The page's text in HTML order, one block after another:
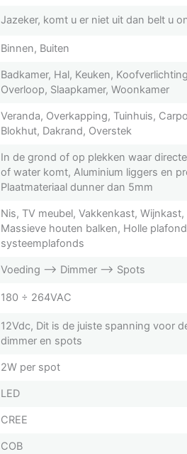
Jazeker, komt u er niet uit dan belt u
Binnen, Buiten
Badkamer, Hal, Keuken,
Overloop, Slaapkamer, Woonkamer
Veranda, Overkapping, Tuinhuis,
Blokhut, Dakrand, Overstek
In de grond of op plekken waar
of water komt, Aluminium liggers en
Plaatmateriaal dunner dan 5mm
Nis, TV meubel, Vakkenkast, Wijnkast,
Massieve houten balken, Holle
systeemplafonds
Voeding –> Dimmer –> Spots
180 ÷ 264VAC
12Vdc, Dit is de juiste spanning voor
dimmer en spots
2W per spot
LED
CREE
COB